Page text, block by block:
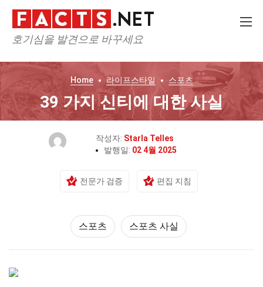
호기심을 발견으로 바꾸세요
Home 라이프스타일 스포츠
39 가지 신티에 대한 사실
작성자: Starla Telles
발행일: 02 4월 2025
전문가 검증 편집 지침
스포츠 스포츠 사실